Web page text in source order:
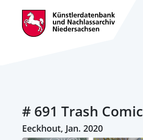
# 691 Trash Comic
Eeckhout, Jan. 2020